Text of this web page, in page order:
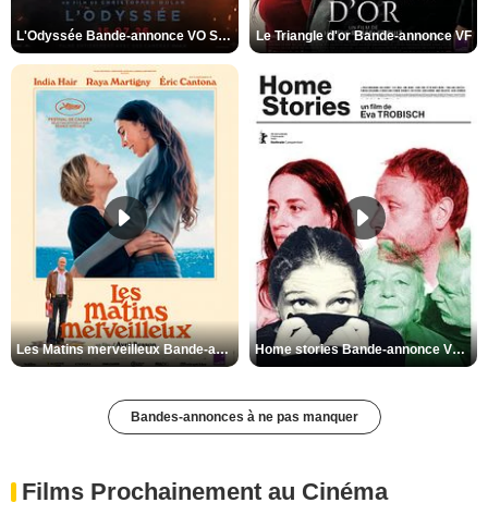
L'Odyssée Bande-annonce VO STFR Le Triangle d'or Bande-annonce VF
Les Matins merveilleux Bande-annonce VF Home stories Bande-annonce VO STFR
Bandes-annonces à ne pas manquer
Films Prochainement au Cinéma